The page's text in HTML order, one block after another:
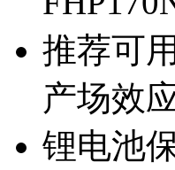
推荐可
产场效
锂电池